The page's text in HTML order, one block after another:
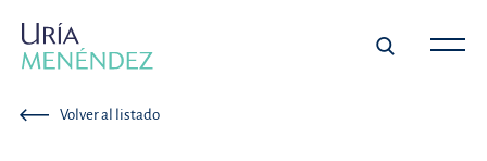
Volver al listado